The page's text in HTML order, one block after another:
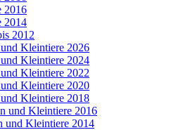
2016
2014
2012
Kleintiere 2026
Kleintiere 2024
Kleintiere 2022
Kleintiere 2020
Kleintiere 2018
und Kleintiere 2016
und Kleintiere 2014